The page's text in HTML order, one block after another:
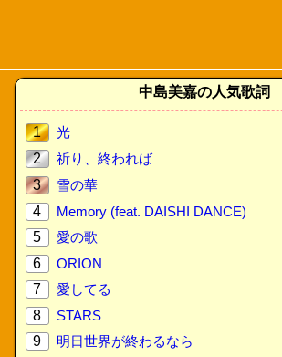
中島美嘉の人気歌詞
1
光
2
祈り、終われば
3
雪の華
4
Memory (feat. DAISHI DANCE)
5
愛の歌
6
ORION
7
愛してる
8
STARS
9
明日世界が終わるなら